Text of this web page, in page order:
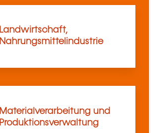
Landwirtschaft,
Nahrungsmittelindustrie
Materialverarbeitung und
Produktionsverwaltung